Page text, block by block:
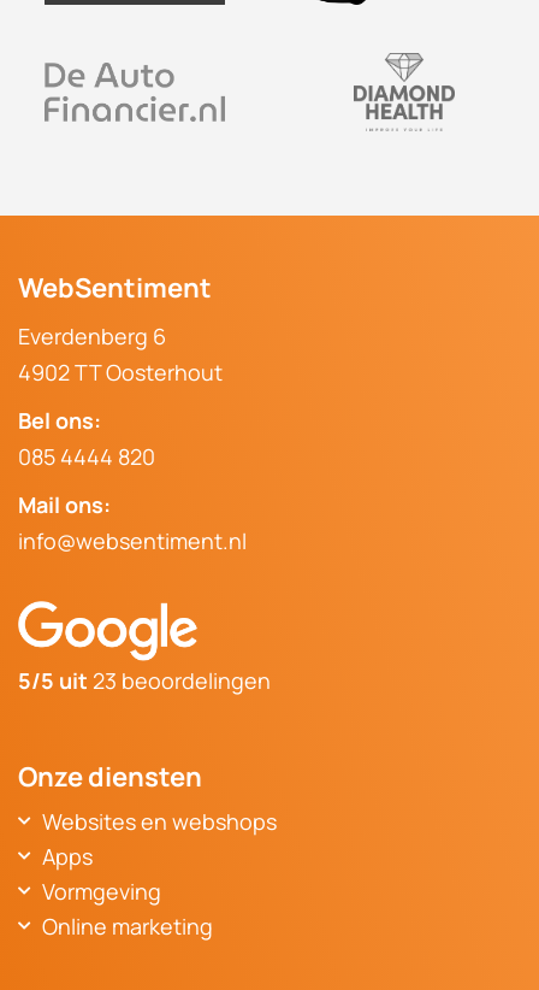
WebSentiment
Everdenberg 6
4902 TT Oosterhout
Bel ons:
085 4444 820
Mail ons:
info@websentiment.nl
5/5 uit 23 beoordelingen
Onze diensten
Websites en webshops
Websitebouwer Breda
Website Oosterhout
Website laten maken Raamsdonksveer
Apps
Voordelen van een webapplicatie
App ontwikkelaar Den Bosch
Vormgeving
Website design Oosterhout
Online marketing